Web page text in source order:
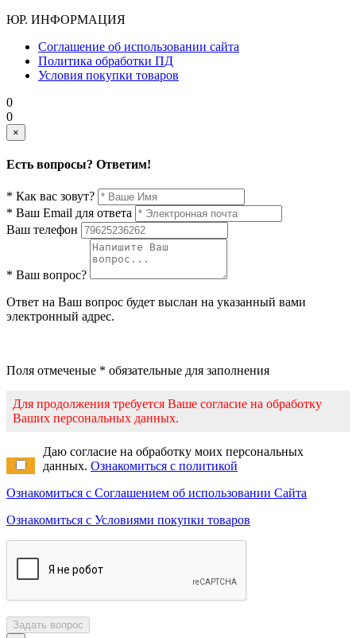
ЮР. ИНФОРМАЦИЯ
Соглашение об использовании сайта
Политика обработки ПД
Условия покупки товаров
0
0
×
Есть вопросы? Ответим!
* Как вас зовут?
* Ваш Email для ответа
Ваш телефон
* Ваш вопрос?
Ответ на Ваш вопрос будет выслан на указанный вами
электронный адрес.
Поля отмеченые * обязательные для заполнения
Для продолжения требуется Ваше согласие на обработку
Ваших персональных данных.
Даю согласие на обработку моих персональных
данных. Ознакомиться с политикой
Ознакомиться с Соглашением об использовании Сайта
Ознакомиться с Условиями покупки товаров
Задать вопрос